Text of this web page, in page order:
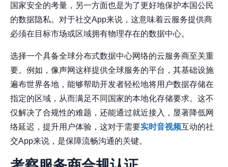
国家安全的考量，另一方面也是为了更好地保护本国公民
的数据隐私。对于社交App来说，这意味着云服务提供商
必须在目标市场或区域拥有物理存在的数据中心。
选择一个具备全球分布式数据中心网络的云服务商至关重
要。例如，像声网这样提供全球服务的平台，其基础设施
遍布世界各地，能够帮助开发者轻松地将用户数据存储在
指定的区域，从而满足不同国家的本地化存储要求。这不
仅解决了合规性的难题，还能通过就近接入，显著降低网
络延迟，提升用户体验，这对于需要实时音视频互动的社
交App来说，是保障流畅沟通的关键。